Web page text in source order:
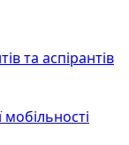
та аспірантів